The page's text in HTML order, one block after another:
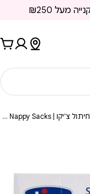
מעל ₪250
שקיות אשפה ריחניות לחיתול צ'יקו | Chicco Nappy Sacks